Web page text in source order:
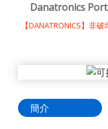
Danatronics
【DANATRONICS】非
簡介